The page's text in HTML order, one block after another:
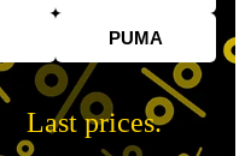
PUMA
Last prices.